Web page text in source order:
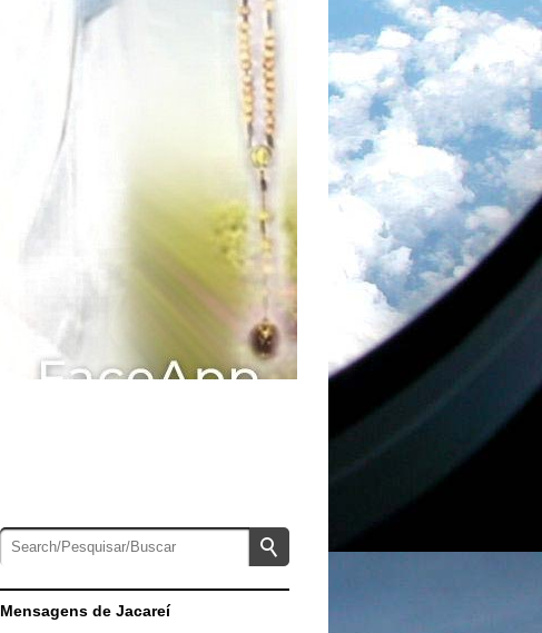
Mensagens de Jacareí